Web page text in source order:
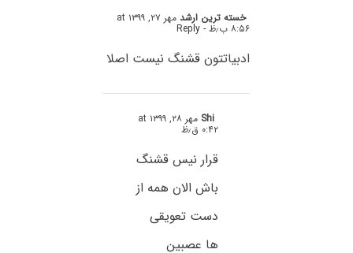
خسته ترین ارشد مهر ۲۷, ۱۳۹۹ at
۸:۵۶ ب٫ظ - Reply
ادبیاتتون قشنگ نیست اصلا
Shi مهر ۲۸, ۱۳۹۹ at
۰:۴۲ ق٫ظ
قرار نیس قشنگ
باش الان همه از
دست تعویقی
ها عصبین